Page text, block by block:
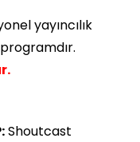
yayıncılık
Shoutcast